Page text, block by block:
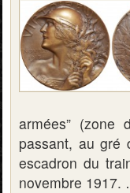
armées” (zone
passant, au gré
escadron du
novembre 1917.